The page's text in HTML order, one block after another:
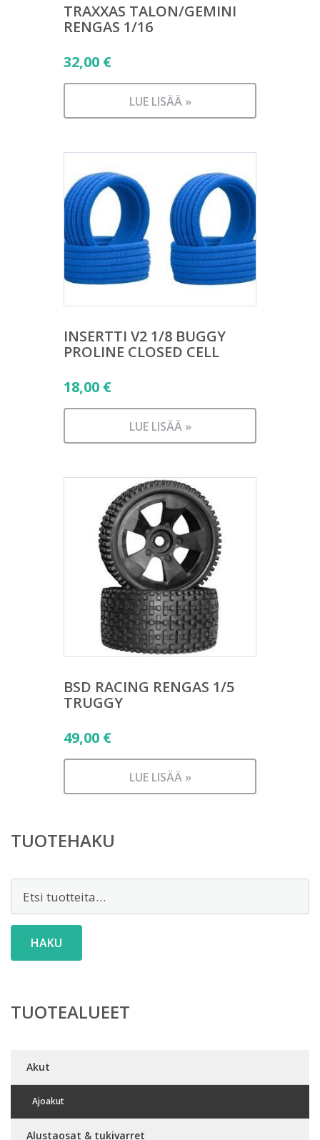
TRAXXAS TALON/GEMINI
RENGAS 1/16
32,00 €
LUE LISÄÄ »
INSERTTI V2 1/8 BUGGY
PROLINE CLOSED CELL
18,00 €
LUE LISÄÄ »
BSD RACING RENGAS 1/5
TRUGGY
49,00 €
LUE LISÄÄ »
TUOTEHAKU
HAKU
TUOTEALUEET
Akut
Ajoakut
Alustaosat & tukivarret